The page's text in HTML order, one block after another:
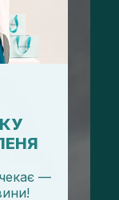
—